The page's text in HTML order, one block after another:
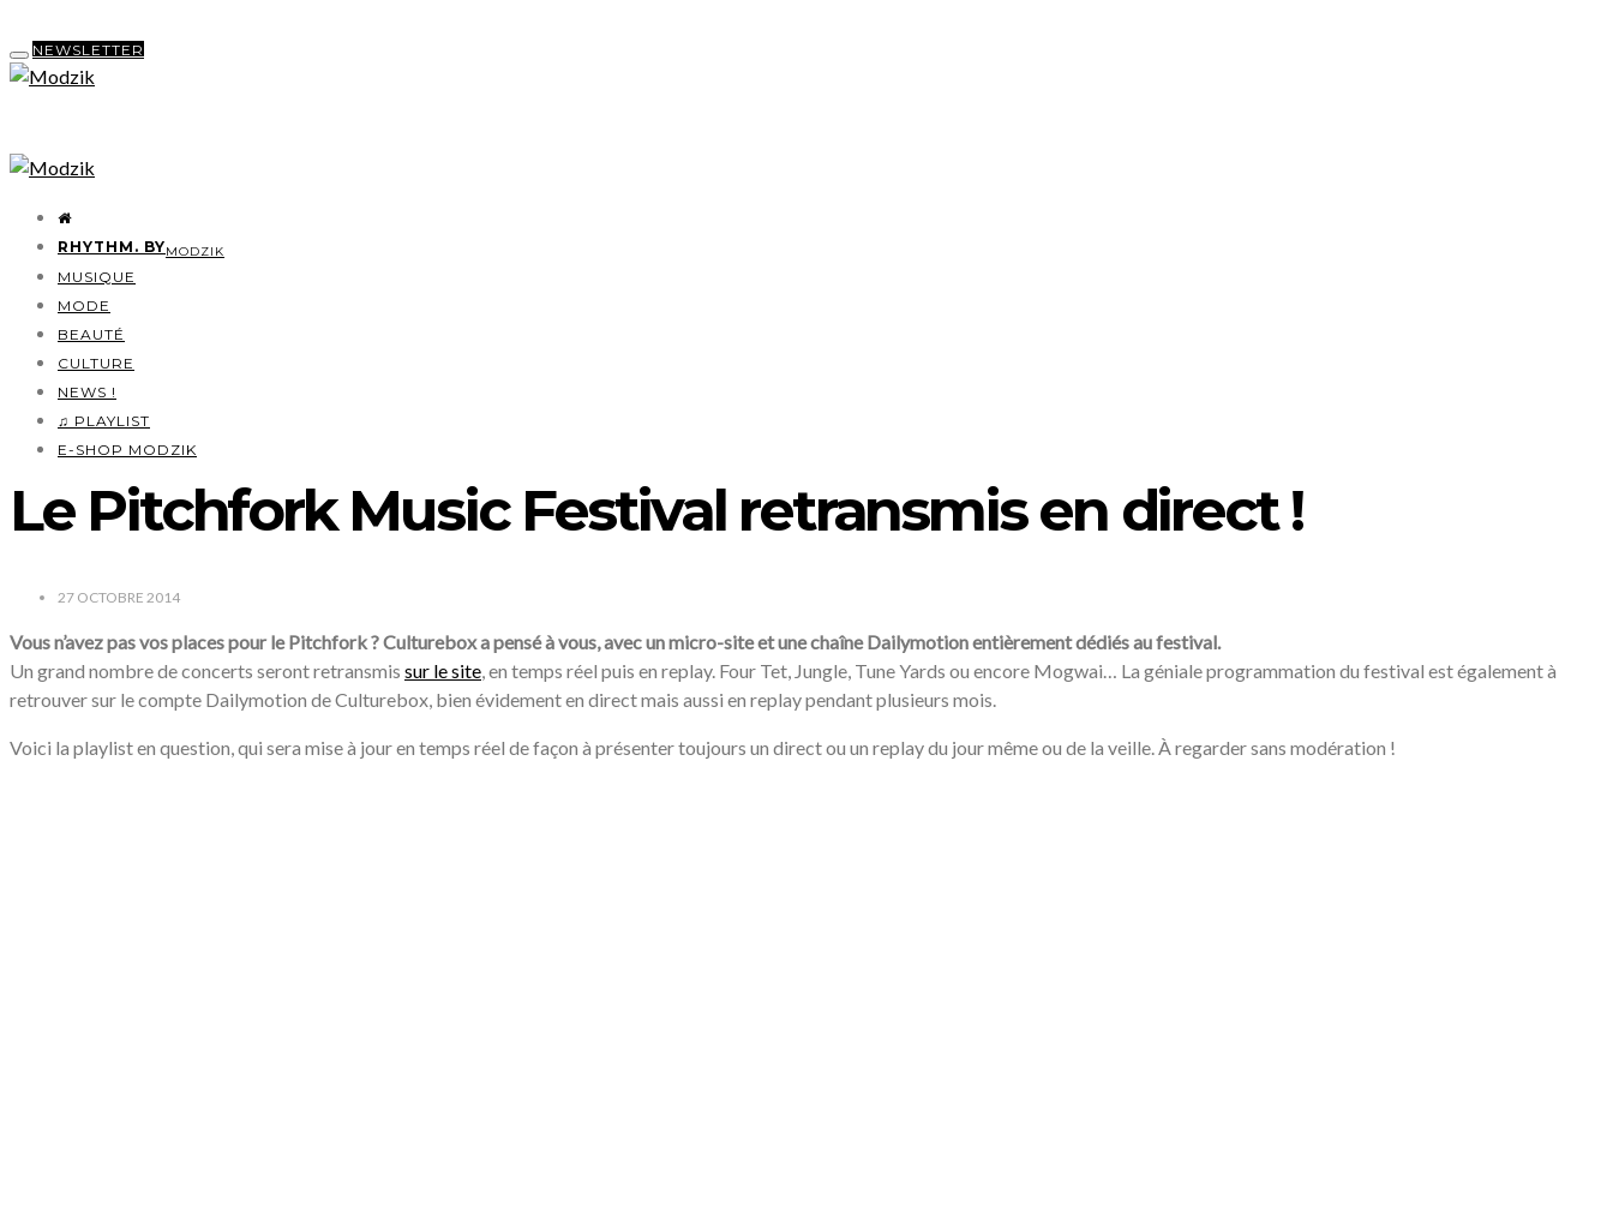
NEWSLETTER
RHYTHM. BYMODZIK
MUSIQUE
MODE
BEAUTÉ
CULTURE
NEWS !
♫ PLAYLIST
E-SHOP MODZIK
Le Pitchfork Music Festival retransmis en direct !
27 OCTOBRE 2014
Vous n’avez pas vos places pour le Pitchfork ? Culturebox a pensé à vous, avec un micro-site et une chaîne Dailymotion entièrement dédiés au festival.
Un grand nombre de concerts seront retransmis sur le site, en temps réel puis en replay. Four Tet, Jungle, Tune Yards ou encore Mogwai… La géniale programmation du festival est également à
retrouver sur le compte Dailymotion de Culturebox, bien évidement en direct mais aussi en replay pendant plusieurs mois.
Voici la playlist en question, qui sera mise à jour en temps réel de façon à présenter toujours un direct ou un replay du jour même ou de la veille. À regarder sans modération !